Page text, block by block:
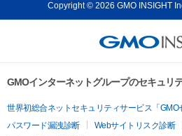
Copyright © 2026 GMO INSIGHT
GMOインターネットグループのセキュリ
世界初総合ネットセキュリティサービス「GMO
パスワード漏洩診断
Webサイトリスク診断